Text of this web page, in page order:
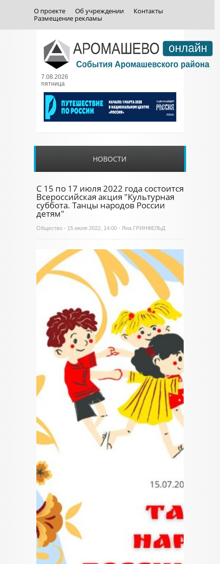
О проекте Об учреждении
Контакты
Размещение рекламы
7.08.2026
пятница
НОВОСТИ
С 15 по 17 июля 2022 года состоится
Всероссийская акция "Культурная
суббота. Танцы народов России
детям"
Общество - 15 июля 2022, 14:00 - Яна ГРИНФЕЛЬД